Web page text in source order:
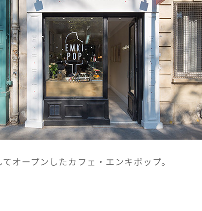
オープンしたカフェ・エンキポップ。